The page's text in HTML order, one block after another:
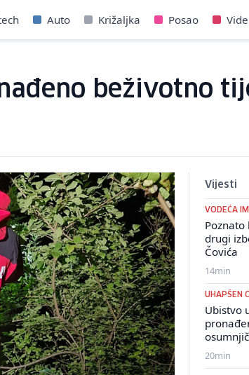
Auto Križaljka Posao
beživotno
Vijesti
VODEĆA
Poznato
drugi
Čovića
14min
UHAPŠEN
Ubistvo
20min